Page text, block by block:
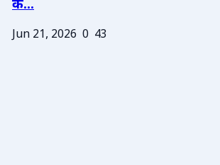
के...
Jun 21, 2026 0 43